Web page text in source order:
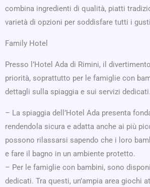
combina ingredienti di qualità, piatti
varietà di opzioni per soddisfare tutti i
Family Hotel
Presso l’Hotel Ada di Rimini, il
priorità, soprattutto per le famiglie con
dettagli sulla spiaggia e sui servizi dedicati.
– La spiaggia dell’Hotel Ada presenta
rendendola sicura e adatta anche ai più
possono rilassarsi sapendo che i loro
e fare il bagno in un ambiente protetto.
– Per le famiglie con bambini, sono
dedicati. Tra questi, un’ampia area giochi